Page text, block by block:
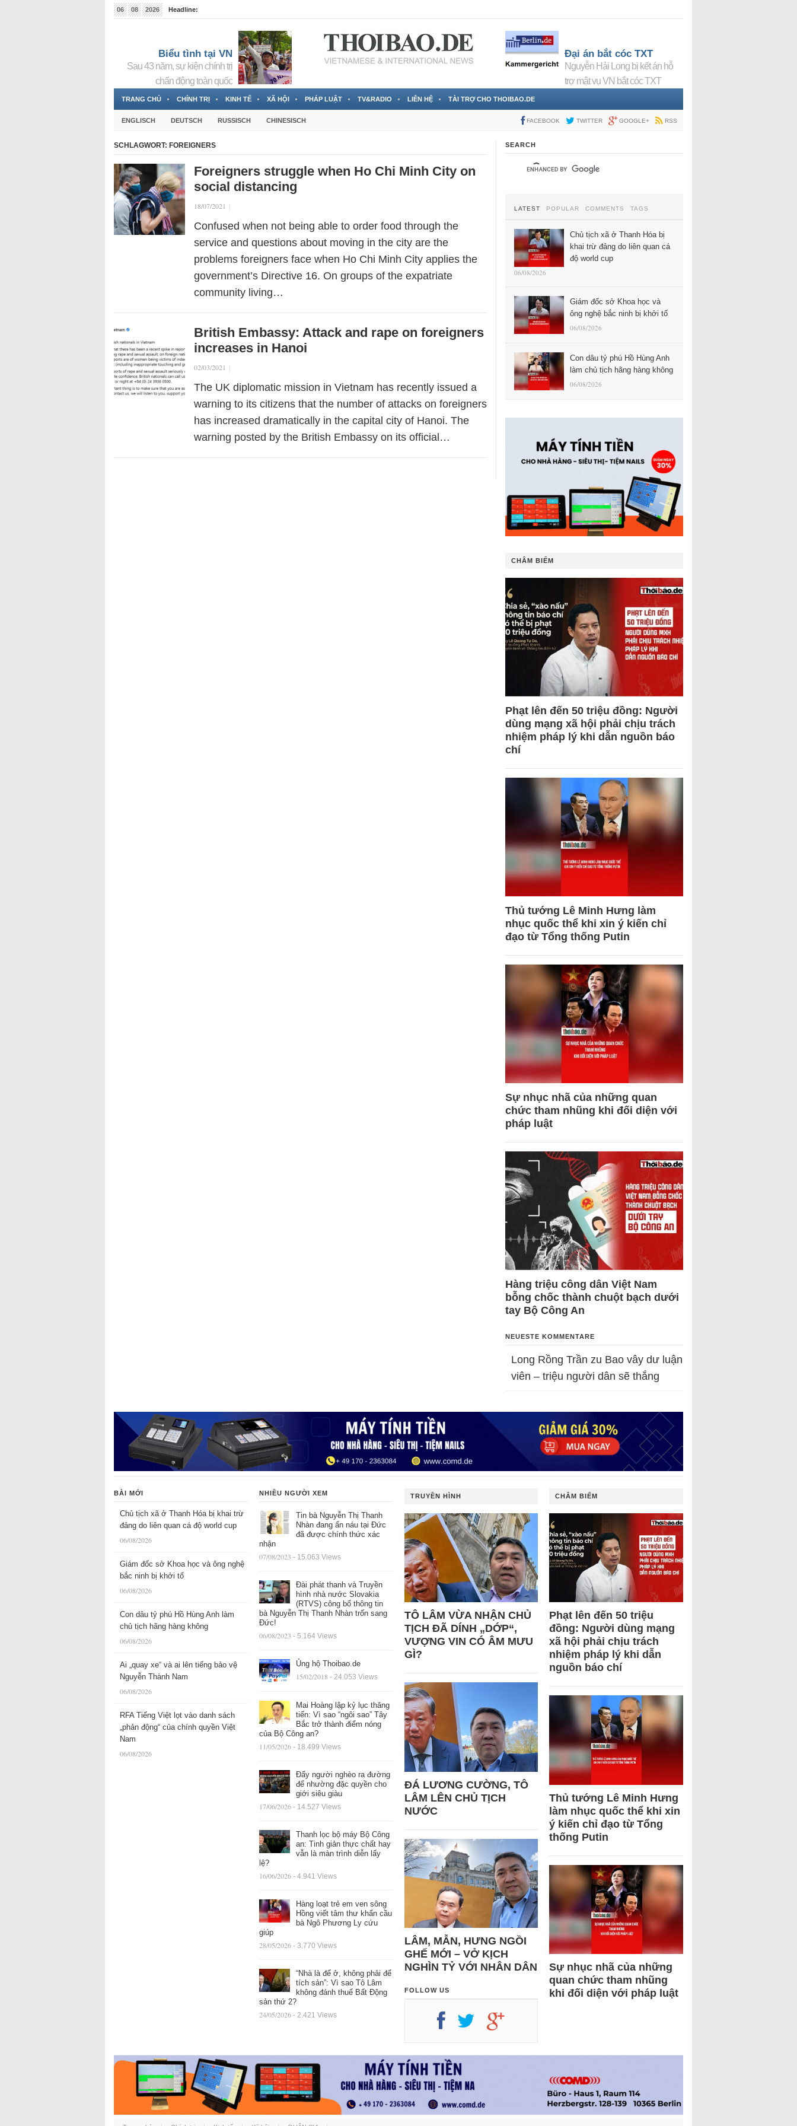
06 08 2026
Headline:
Biểu tình tại VN
Sau 43 năm, sự kiện chính trị
chấn động toàn quốc
Đại án bắt cóc TXT
Nguyễn Hải Long bị kết án hỗ
trợ mật vụ VN bắt cóc TXT
TRANG CHỦ CHÍNH TRỊ KINH TẾ XÃ HỘI PHÁP LUẬT TV&RADIO LIÊN HỆ TÀI TRỢ CHO THOIBAO.DE
ENGLISCH DEUTSCH RUSSISCH CHINESISCH FACEBOOK TWITTER GOOGLE+ RSS
SCHLAGWORT: FOREIGNERS
Foreigners struggle when Ho Chi Minh City on
social distancing
18/07/2021 |
Confused when not being able to order food through the
service and questions about moving in the city are the
problems foreigners face when Ho Chi Minh City applies the
government’s Directive 16. On groups of the expatriate
community living…
British Embassy: Attack and rape on foreigners
increases in Hanoi
02/03/2021 |
The UK diplomatic mission in Vietnam has recently issued a
warning to its citizens that the number of attacks on foreigners
has increased dramatically in the capital city of Hanoi. The
warning posted by the British Embassy on its official…
SEARCH
LATEST POPULAR COMMENTS TAGS
Chủ tịch xã ở Thanh Hóa bị
khai trừ đảng do liên quan cá
độ world cup
06/08/2026
Giám đốc sở Khoa học và
ông nghệ bắc ninh bị khởi tố
06/08/2026
Con dâu tỷ phú Hồ Hùng Anh
làm chủ tịch hãng hàng không
06/08/2026
CHÂM BIẾM
Phạt lên đến 50 triệu đồng: Người
dùng mạng xã hội phải chịu trách
nhiệm pháp lý khi dẫn nguồn báo
chí
Thủ tướng Lê Minh Hưng làm
nhục quốc thể khi xin ý kiến chỉ
đạo từ Tổng thống Putin
Sự nhục nhã của những quan
chức tham nhũng khi đối diện với
pháp luật
Hàng triệu công dân Việt Nam
bỗng chốc thành chuột bạch dưới
tay Bộ Công An
NEUESTE KOMMENTARE
Long Rồng Trần zu Bao vây dư luận
viên – triệu người dân sẽ thắng
BÀI MỚI
Chủ tịch xã ở Thanh Hóa bị khai trừ
đảng do liên quan cá độ world cup
06/08/2026
Giám đốc sở Khoa học và ông nghệ
bắc ninh bị khởi tố
06/08/2026
Con dâu tỷ phú Hồ Hùng Anh làm
chủ tịch hãng hàng không
06/08/2026
Ai „quay xe“ và ai lên tiếng bảo vệ
Nguyễn Thành Nam
06/08/2026
RFA Tiếng Việt lọt vào danh sách
„phản động“ của chính quyền Việt
Nam
06/08/2026
NHIỀU NGƯỜI XEM
Tin bà Nguyễn Thị Thanh
Nhàn đang ẩn náu tại Đức
đã được chính thức xác
nhận
07/08/2023 - 15.063 Views
Đài phát thanh và Truyền
hình nhà nước Slovakia
(RTVS) công bố thông tin
bà Nguyễn Thị Thanh Nhàn trốn sang
Đức!
06/08/2023 - 5.164 Views
Ủng hộ Thoibao.de
15/02/2018 - 24.053 Views
Mai Hoàng lập kỷ lục thăng
tiến: Vì sao “ngôi sao” Tây
Bắc trở thành điểm nóng
của Bộ Công an?
11/05/2026 - 18.499 Views
Đẩy người nghèo ra đường
để nhường đặc quyền cho
giới siêu giàu
17/06/2026 - 14.527 Views
Thanh lọc bộ máy Bộ Công
an: Tinh giản thực chất hay
vẫn là màn trình diễn lấy
lệ?
16/06/2026 - 4.941 Views
Hàng loạt trẻ em ven sông
Hồng viết tâm thư khẩn cầu
bà Ngô Phương Ly cứu
giúp
28/05/2026 - 3.770 Views
“Nhà là để ở, không phải để
tích sản”: Vì sao Tô Lâm
không đánh thuế Bất Động
sản thứ 2?
24/05/2026 - 2.421 Views
TRUYỀN HÌNH
TÔ LÂM VỪA NHẬN CHỦ
TỊCH ĐÃ DÍNH „DỚP“,
VƯỢNG VIN CÓ ÂM MƯU
GÌ?
ĐÁ LƯƠNG CƯỜNG, TÔ
LÂM LÊN CHỦ TỊCH
NƯỚC
LÂM, MẪN, HƯNG NGỒI
GHẾ MỚI – VỞ KỊCH
NGHÌN TỶ VỚI NHÂN DÂN
FOLLOW US
CHÂM BIẾM
Phạt lên đến 50 triệu
đồng: Người dùng mạng
xã hội phải chịu trách
nhiệm pháp lý khi dẫn
nguồn báo chí
Thủ tướng Lê Minh Hưng
làm nhục quốc thể khi xin
ý kiến chỉ đạo từ Tổng
thống Putin
Sự nhục nhã của những
quan chức tham nhũng
khi đối diện với pháp luật